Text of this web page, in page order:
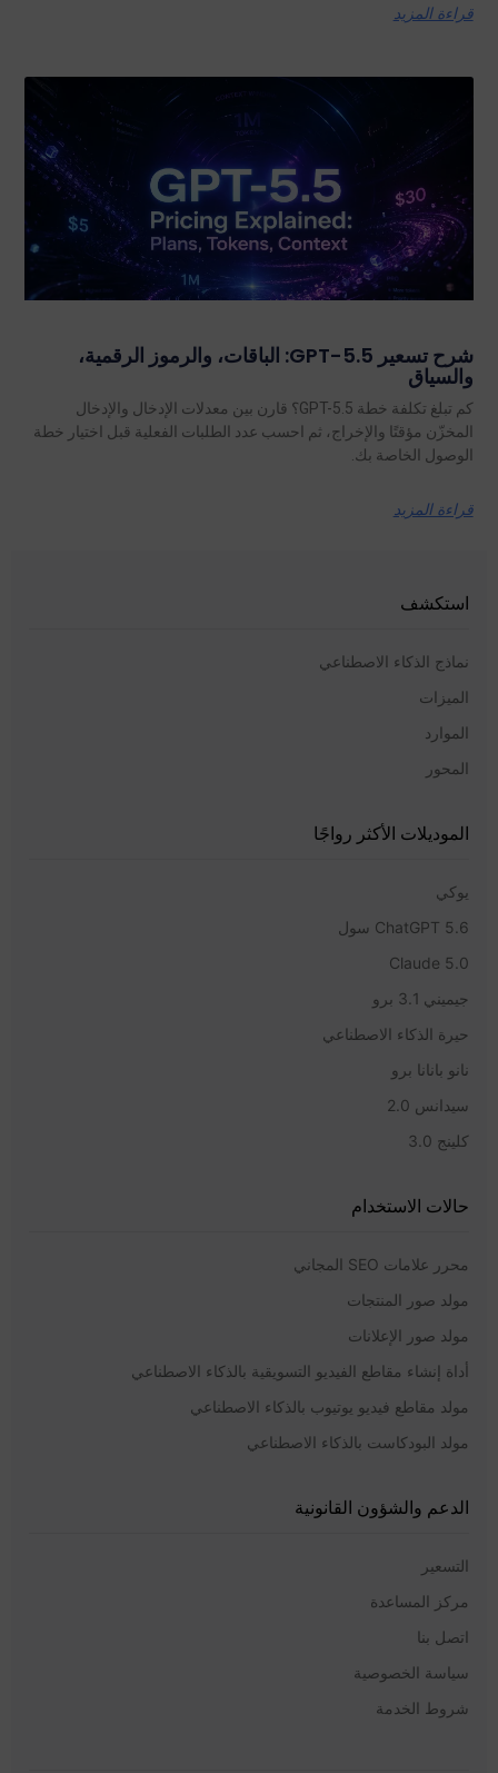
قراءة المزيد
شرح تسعير GPT-5.5: الباقات، والرموز الرقمية،
والسياق
كم تبلغ تكلفة خطة GPT-5.5؟ قارن بين معدلات الإدخال والإدخال
المخزّن مؤقتًا والإخراج، ثم احسب عدد الطلبات الفعلية قبل اختيار خطة
الوصول الخاصة بك.
قراءة المزيد
استكشف
نماذج الذكاء الاصطناعي
الميزات
الموارد
المحور
الموديلات الأكثر رواجًا
يوكي
ChatGPT 5.6 سول
Claude 5.0
جيميني 3.1 برو
حيرة الذكاء الاصطناعي
نانو بانانا برو
سيدانس 2.0
كلينج 3.0
حالات الاستخدام
محرر علامات SEO المجاني
مولد صور المنتجات
مولد صور الإعلانات
أداة إنشاء مقاطع الفيديو التسويقية بالذكاء الاصطناعي
مولد مقاطع فيديو يوتيوب بالذكاء الاصطناعي
مولد البودكاست بالذكاء الاصطناعي
الدعم والشؤون القانونية
التسعير
مركز المساعدة
اتصل بنا
سياسة الخصوصية
شروط الخدمة